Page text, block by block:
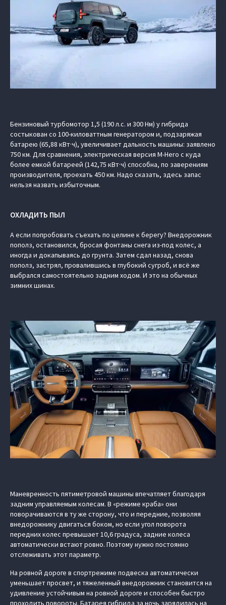
Бензиновый турбомотор 1,5 (190 л.с. и 300 Нм) у гибрида
состыкован со 100-киловаттным генератором и, подзаряжая
батарею (65,88 кВт·ч), увеличивает дальность машины: заявлено
750 км. Для сравнения, электрическая версия M-Hero с куда
более емкой батареей (142,75 кВт·ч) способна, по заверениям
производителя, проехать 450 км. Надо сказать, здесь запас
нельзя назвать избыточным.
ОХЛАДИТЬ ПЫЛ
А если попробовать съехать по целине к берегу? Внедорожник
пополз, остановился, бросая фонтаны снега из-под колес, а
иногда и докапываясь до грунта. Затем сдал назад, снова
пополз, застрял, провалившись в глубокий сугроб, и всё же
выбрался самостоятельно задним ходом. И это на обычных
зимних шинах.
Маневренность пятиметровой машины впечатляет благодаря
задним управляемым колесам. В «режиме краба» они
поворачиваются в ту же сторону, что и передние, позволяя
внедорожнику двигаться боком, но если угол поворота
передних колес превышает 10,6 градуса, задние колеса
автоматически встают ровно. Поэтому нужно постоянно
отслеживать этот параметр.
На ровной дороге в спортрежиме подвеска автоматически
уменьшает просвет, и тяжеленный внедорожник становится на
удивление устойчивым на ровной дороге и способен быстро
проходить повороты. Батарея гибрида за ночь зарядилась на